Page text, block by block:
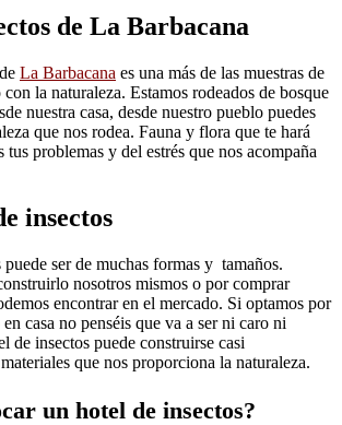
de La Barbacana
La Barbacana es una más de las muestras de
la naturaleza. Estamos rodeados de bosque
nuestra casa, desde nuestro pueblo puedes
que nos rodea. Fauna y flora que te hará
tus problemas y del estrés que nos acompaña
insectos
ser de muchas formas y tamaños.
nosotros mismos o por comprar
encontrar en el mercado. Si optamos por
casa no penséis que va a ser ni caro ni
de insectos puede construirse casi
que nos proporciona la naturaleza.
un hotel de insectos?